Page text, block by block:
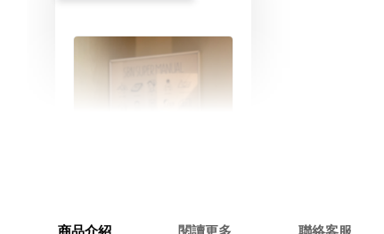
商品介紹 閱讀更多 聯絡客服